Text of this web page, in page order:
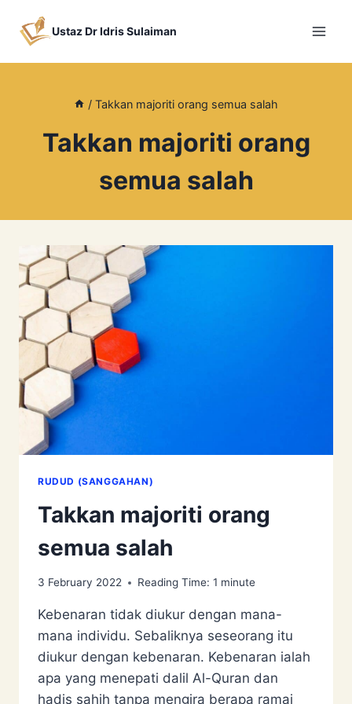
Ustaz Dr Idris Sulaiman
/ Takkan majoriti orang semua salah
Takkan majoriti orang
semua salah
RUDUD (SANGGAHAN)
Takkan majoriti orang
semua salah
3 February 2022 Reading Time: 1 minute
Kebenaran tidak diukur dengan mana-
mana individu. Sebaliknya seseorang itu
diukur dengan kebenaran. Kebenaran ialah
apa yang menepati dalil Al-Quran dan
hadis sahih tanpa mengira berapa ramai